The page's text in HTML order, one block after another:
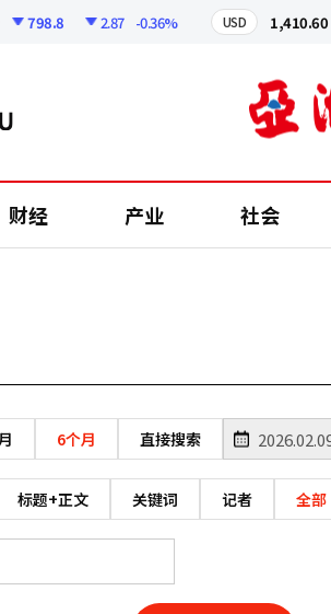
798.8 2.87 -0.36% USD 1,410.60
财经 产业 社会
6个月 直接搜索
标题+正文 关键词 记者 全部